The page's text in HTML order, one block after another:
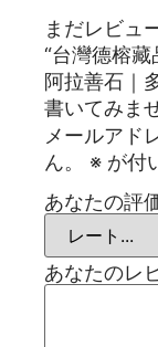
まだレビュ
“台灣德榕
阿拉善石｜
書いてみま
メールアド
ん。
※ が付
あなたの評
あなたのレ